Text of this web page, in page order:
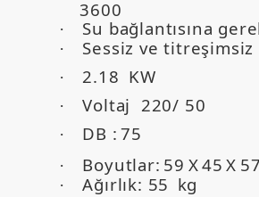
3600
· Su bağlantısına
· Sessiz ve titreşimsiz
· 2.18 KW
· Voltaj 220/ 50
· DB : 75
· Boyutlar: 59 X45 X 57
· Ağırlık: 55 kg